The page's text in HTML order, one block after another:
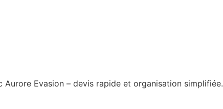
Evasion – devis rapide et organisation simplifiée.